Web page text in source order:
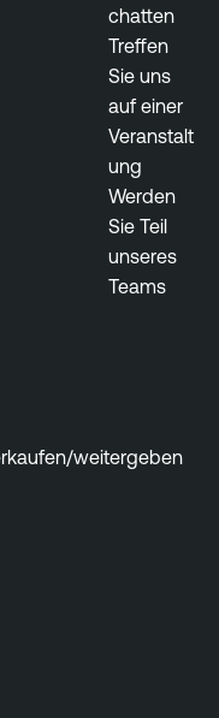
chatten
Treffen
Sie uns
auf einer
Veranstalt
ung
Werden
Sie Teil
unseres
Teams
weitergeben